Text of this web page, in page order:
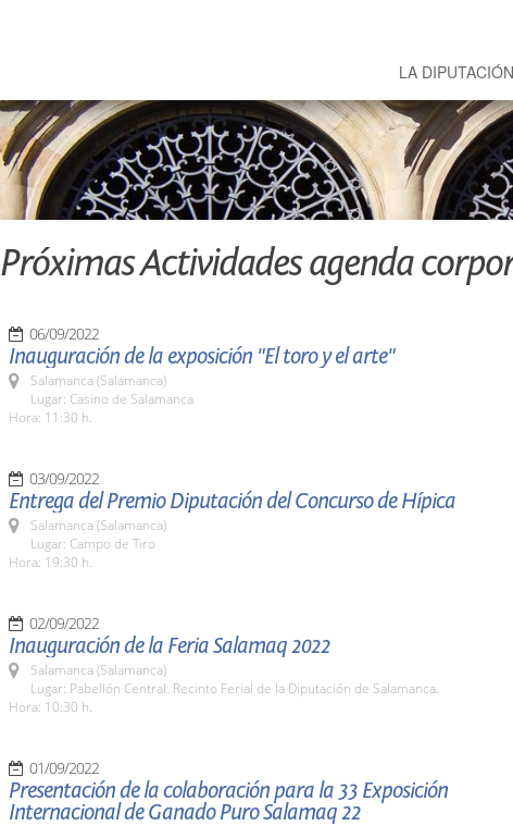
LA DIPUTACIÓN
Próximas Actividades agenda
06/09/2022
Inauguración de la exposición "El toro y el arte"
Salamanca (Salamanca)
Lugar: Casino de Salamanca
Hora: 11:30 h.
03/09/2022
Entrega del Premio Diputación del Concurso de Hípica
Salamanca (Salamanca)
Lugar: Campo de Tiro
Hora: 19:30 h.
02/09/2022
Inauguración de la Feria Salamaq 2022
Salamanca (Salamanca)
Lugar: Pabellón Central. Recinto Ferial de la Diputación de Salamanca.
Hora: 10:30 h.
01/09/2022
Presentación de la colaboración para la 33 Exposición
Internacional de Ganado Puro Salamaq 22